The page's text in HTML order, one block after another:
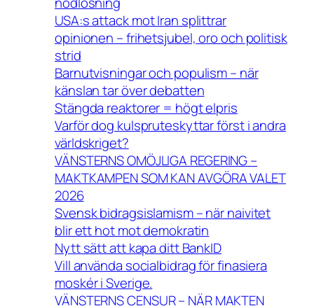
USA:s attack mot Iran splittrar
opinionen – frihetsjubel, oro och politisk
strid
Barnutvisningar och populism – när
känslan tar över debatten
Stängda reaktorer = högt elpris
Varför dog kulspruteskyttar först i andra
världskriget?
VÄNSTERNS OMÖJLIGA REGERING –
MAKTKAMPEN SOM KAN AVGÖRA VALET
2026
Svensk bidragsislamism – när naivitet
blir ett hot mot demokratin
Nytt sätt att kapa ditt BankID
Vill använda socialbidrag för finasiera
moskér i Sverige.
VÄNSTERNS CENSUR – NÄR MAKTEN